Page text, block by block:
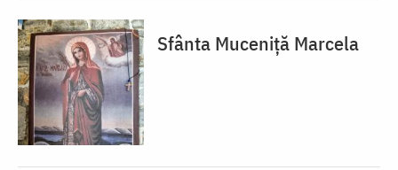
Sfânta Muceniță Marcela